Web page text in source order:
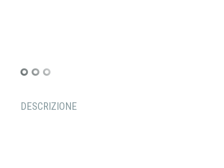
DESCRIZIONE